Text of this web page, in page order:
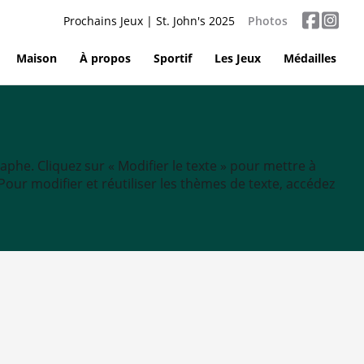
Prochains Jeux | St. John's 2025 Photos
Maison À propos Sportif Les Jeux Médailles
Cliquez sur « Modifier le texte » pour mettre à
modifier et réutiliser les thèmes de texte, accédez